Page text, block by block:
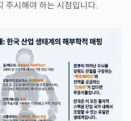
주시해야 하는 시점입니다.